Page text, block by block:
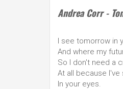
Andrea Corr -
I see tomorrow in
And where my
So I don't need a
At all because
In your eyes.